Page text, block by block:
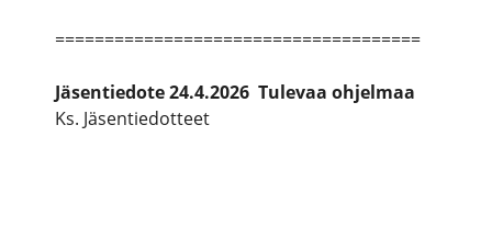
=====================================
Jäsentiedote 24.4.2026 Tulevaa ohjelmaa
Ks. Jäsentiedotteet